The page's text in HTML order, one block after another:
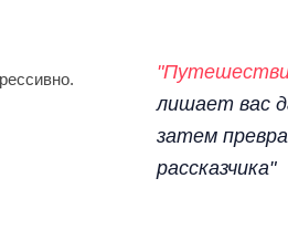
лишает вас
затем
рассказчика"